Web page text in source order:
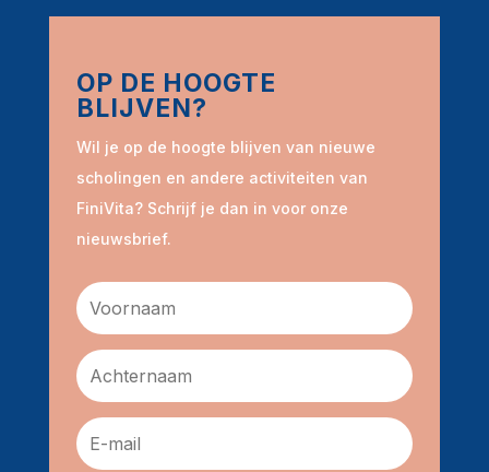
OP DE HOOGTE
BLIJVEN?
Wil je op de hoogte blijven van nieuwe
scholingen en andere activiteiten van
FiniVita? Schrijf je dan in voor onze
nieuwsbrief.